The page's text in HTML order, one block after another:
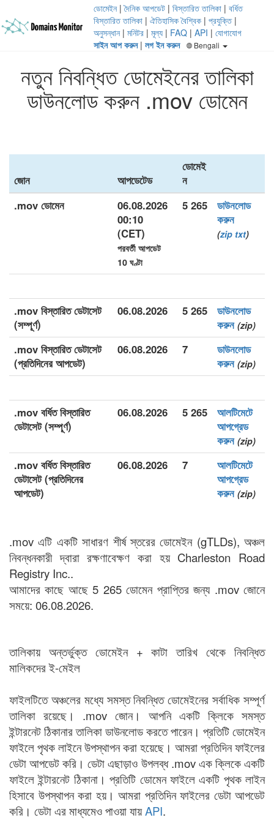
ডোমেইন|দৈনিক আপডেট | বিস্তারিত তালিকা | বর্ধিত
বিস্তারিত তালিকা | ঐতিহাসিক বৈশ্বিক | প্রযুক্তি|
অনুসন্ধান| মনিটর | মূল্য | FAQ | API | যোগাযোগ
সাইন আপ করুন| লগ ইন করুন Bengali
নতুন নিবন্ধিত ডোমেইনের তালিকা
ডাউনলোড করুন .mov ডোমেন
জোন আপডেটেড
ডোমেই
ন
.mov ডোমেন
06.08.2026
00:10
(CET)
পরবর্তী আপডেট
10 ঘণ্টা
5 265
ডাউনলোড
করুন
(zip txt)
.mov বিস্তারিত ডেটাসেট
(সম্পূর্ণ)
06.08.2026 5 265
ডাউনলোড
করুন (zip)
.mov বিস্তারিত ডেটাসেট
(প্রতিদিনের আপডেট)
06.08.2026 7
ডাউনলোড
করুন (zip)
.mov বর্ধিত বিস্তারিত
ডেটাসেট (সম্পূর্ণ)
06.08.2026 5 265
আলটিমেটে
আপগ্রেড
করুন (zip)
.mov বর্ধিত বিস্তারিত
ডেটাসেট (প্রতিদিনের
আপডেট)
06.08.2026 7
আলটিমেটে
আপগ্রেড
করুন (zip)
.mov এটি একটি সাধারণ শীর্ষ স্তরের ডোমেইন (gTLDs), অঞ্চল
নিবন্ধনকারী দ্বারা রক্ষণাবেক্ষণ করা হয় Charleston Road
Registry Inc..
আমাদের কাছে আছে 5 265 ডোমেন প্রাপ্তির জন্য .mov জোনে
সময়ে: 06.08.2026.
তালিকায় অন্তর্ভুক্ত ডোমেইন + কাটা তারিখ থেকে নিবন্ধিত
মালিকদের ই-মেইল
ফাইলটিতে অঞ্চলের মধ্যে সমস্ত নিবন্ধিত ডোমেইনের সর্বাধিক সম্পূর্ণ
তালিকা রয়েছে। .mov জোন। আপনি একটি ক্লিকে সমস্ত
ইন্টারনেট ঠিকানার তালিকা ডাউনলোড করতে পারেন। প্রতিটি ডোমেইন
ফাইলে পৃথক লাইনে উপস্থাপন করা হয়েছে। আমরা প্রতিদিন ফাইলের
ডেটা আপডেট করি। ডেটা এছাড়াও উপলব্ধ .mov এক ক্লিকে একটি
ফাইলে ইন্টারনেট ঠিকানা। প্রতিটি ডোমেন ফাইলে একটি পৃথক লাইন
হিসাবে উপস্থাপন করা হয়। আমরা প্রতিদিন ফাইলের ডেটা আপডেট
করি। ডেটা এর মাধ্যমেও পাওয়া যায়API.